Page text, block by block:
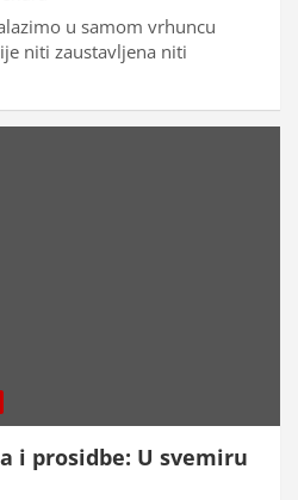
u samom vrhuncu
niti zaustavljena niti
i prosidbe: U svemiru